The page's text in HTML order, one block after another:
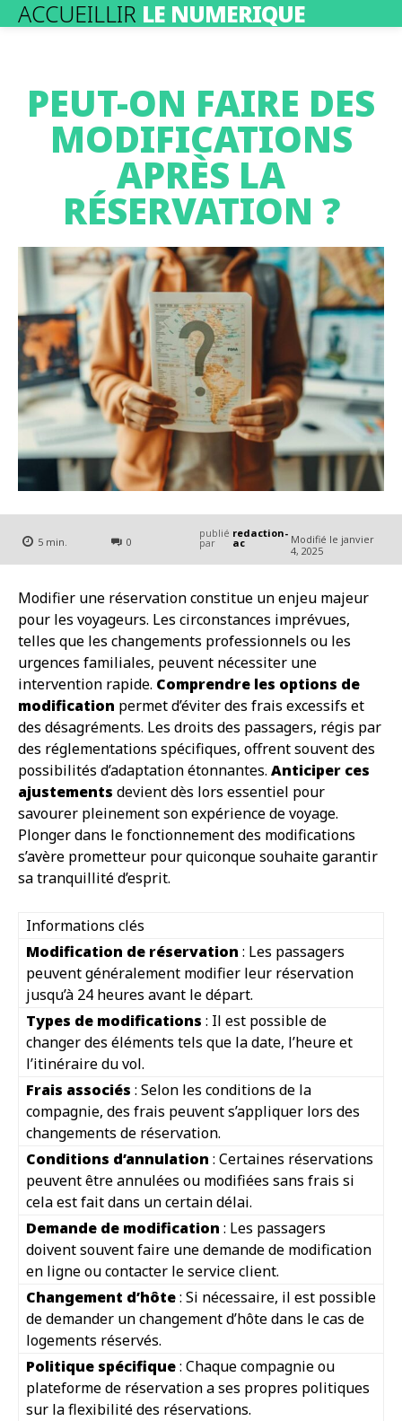
ACCUEILLIR LE NUMERIQUE
PEUT-ON FAIRE DES
MODIFICATIONS
APRÈS LA
RÉSERVATION ?
5 min. 0
publié
par
redaction-
ac Modifié le janvier
4, 2025
Modifier une réservation constitue un enjeu majeur
pour les voyageurs. Les circonstances imprévues,
telles que les changements professionnels ou les
urgences familiales, peuvent nécessiter une
intervention rapide. Comprendre les options de
modification permet d’éviter des frais excessifs et
des désagréments. Les droits des passagers, régis par
des réglementations spécifiques, offrent souvent des
possibilités d’adaptation étonnantes. Anticiper ces
ajustements devient dès lors essentiel pour
savourer pleinement son expérience de voyage.
Plonger dans le fonctionnement des modifications
s’avère prometteur pour quiconque souhaite garantir
sa tranquillité d’esprit.
Informations clés
Modification de réservation : Les passagers
peuvent généralement modifier leur réservation
jusqu’à 24 heures avant le départ.
Types de modifications : Il est possible de
changer des éléments tels que la date, l’heure et
l’itinéraire du vol.
Frais associés : Selon les conditions de la
compagnie, des frais peuvent s’appliquer lors des
changements de réservation.
Conditions d’annulation : Certaines réservations
peuvent être annulées ou modifiées sans frais si
cela est fait dans un certain délai.
Demande de modification : Les passagers
doivent souvent faire une demande de modification
en ligne ou contacter le service client.
Changement d’hôte: Si nécessaire, il est possible
de demander un changement d’hôte dans le cas de
logements réservés.
Politique spécifique: Chaque compagnie ou
plateforme de réservation a ses propres politiques
sur la flexibilité des réservations.